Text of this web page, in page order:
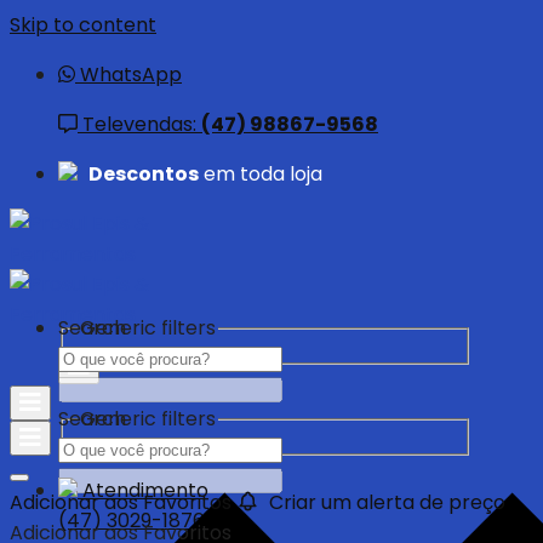
Skip to content
WhatsApp
Televendas: (47) 98867-9568
Descontosem toda loja
Search
Generic filters
Atendimento
(47) 3029-1876
Search
Generic filters
Adicionar aos Favoritos
Criar um alerta de preço
Adicionar aos Favoritos